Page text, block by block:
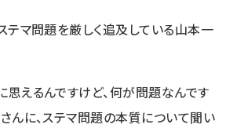
テマ問題を厳しく追及している山本一
えるんですけど、何が問題なんです
んに、ステマ問題の本質について聞い